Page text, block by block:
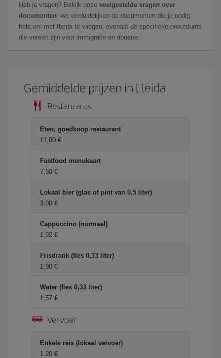
Heb je vragen? Bekijk onze veelgestelde vragen over
documenten: we verduidelijken de documenten die je nodig
hebt om met Iberia te vliegen, evenals de specifieke procedures
die vereist zijn voor immigratie en douane.
Gemiddelde prijzen in Lleida
Restaurants
Eten, goedkoop restaurant
11,00 €
Fastfood menukaart
7,50 €
Lokaal bier (glas of pint van 0,5 liter)
3,00 €
Cappuccino (normaal)
1,92 €
Frisdrank (fles 0,33 liter)
1,90 €
Water (fles 0,33 liter)
1,57 €
Vervoer
Enkele reis (lokaal vervoer)
1,20 €